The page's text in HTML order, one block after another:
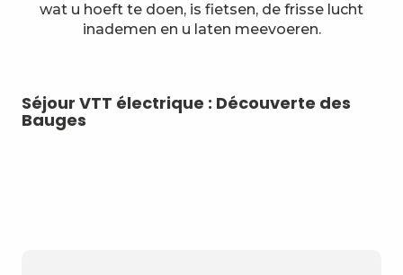
wat u hoeft te doen, is fietsen, de frisse lucht
inademen en u laten meevoeren.
Séjour VTT électrique : Découverte des
Bauges